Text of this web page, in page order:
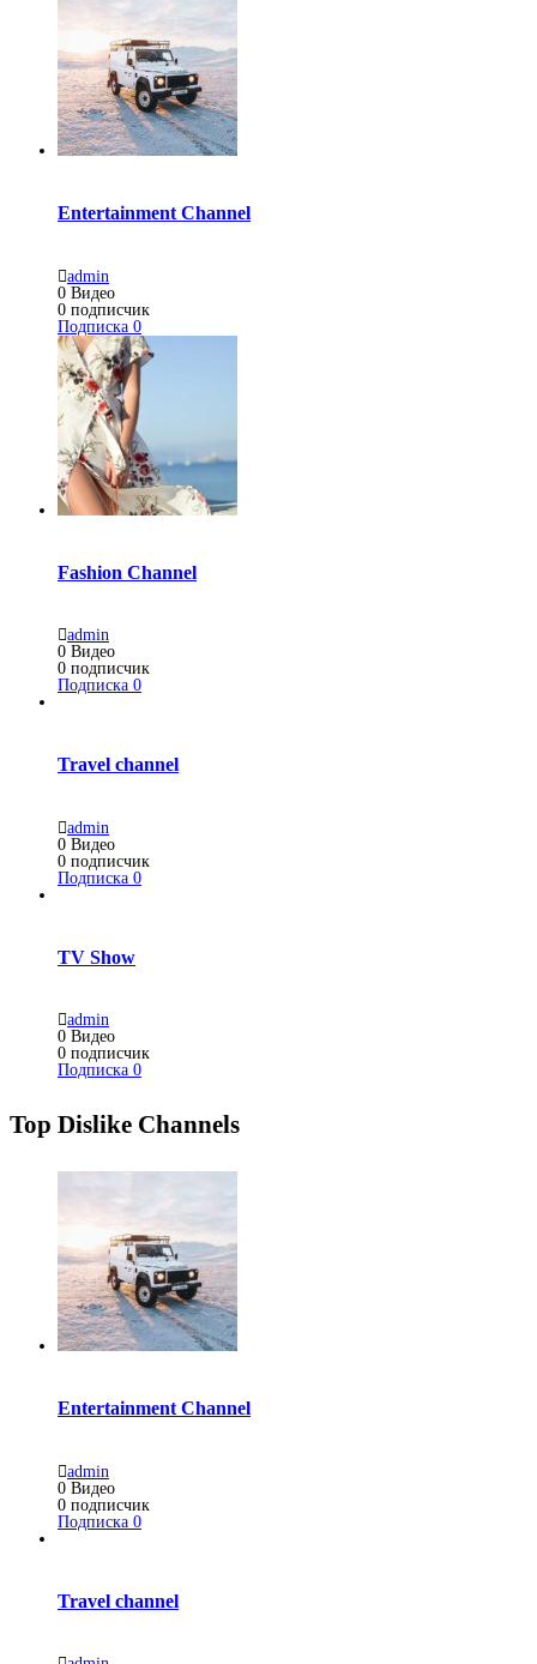
Entertainment Channel
admin
0 Видео
0 подписчик
Подписка 0
Fashion Channel
admin
0 Видео
0 подписчик
Подписка 0
Travel channel
admin
0 Видео
0 подписчик
Подписка 0
TV Show
admin
0 Видео
0 подписчик
Подписка 0
Top Dislike Channels
Entertainment Channel
admin
0 Видео
0 подписчик
Подписка 0
Travel channel